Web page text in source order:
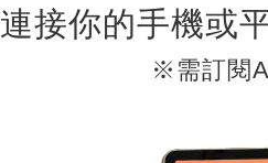
連接你的手機或
※需訂閱